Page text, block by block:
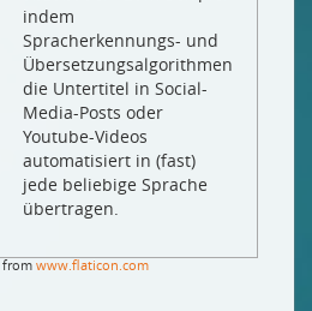
indem
Spracherkennungs- und
Übersetzungsalgorithmen
die Untertitel in Social-
Media-Posts oder
Youtube-Videos
automatisiert in (fast)
jede beliebige Sprache
übertragen.
from www.flaticon.com